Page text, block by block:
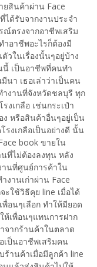
สินค้าผ่าน Face
ได้รับจากงานประจำ
ตรงจากอาชีพเสริม
อาชีพอะไรก็ต้องมี
วในเรื่องนั้นๆอยู่บ้าง
เป็นอาชีพที่คนทำ
า เธอเล่าว่าเป็นคน
ำงานที่จังหวัดชลบุรี ทุก
งเกลือ เช่นกระเป๋า
ง หรือสินค้าอื่นๆอยู่เป็น
งเกลือเป็นอย่างดี นั้น
book ขายใน
ที่ไม่ต้องลงทุน หลัง
นที่ศูนย์การค้าใน
งานเก่าผ่าน Face
ะใช้วิธีคุย line เมื่อได้
อนๆเลือก ทำให้มียอด
ห้เพื่อนๆแทนการฝาก
ากร้านค้าในตลาด
เป็นอาชีพเสริมคน
ร้านค้าเมื่อมีลูกค้า line